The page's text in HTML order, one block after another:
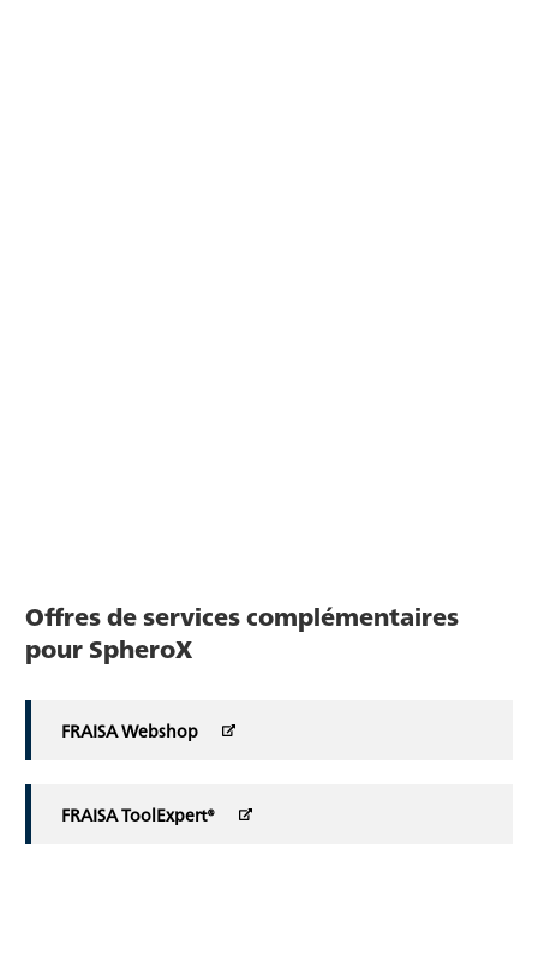
Offres de services complémentaires
pour SpheroX
FRAISA Webshop
FRAISA ToolExpert®